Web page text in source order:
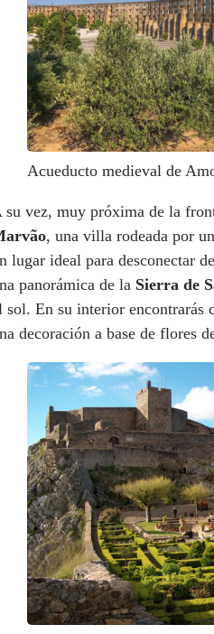
Acueducto medieval de
su vez, muy próxima de la
, una villa rodeada por
lugar ideal para desconectar
panorámica de la Sierra de
sol. En su interior encontrarás
decoración a base de flores